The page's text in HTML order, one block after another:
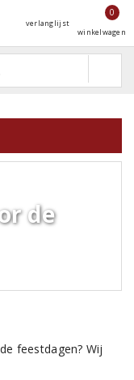
verlanglijst
0
winkelwagen
de
feestdagen? Wij